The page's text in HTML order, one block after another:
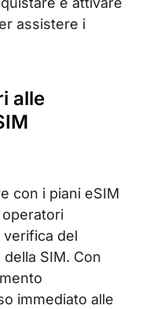
assistere i
alle
con i piani eSIM
operatori
del
SIM. Con
immediato alle